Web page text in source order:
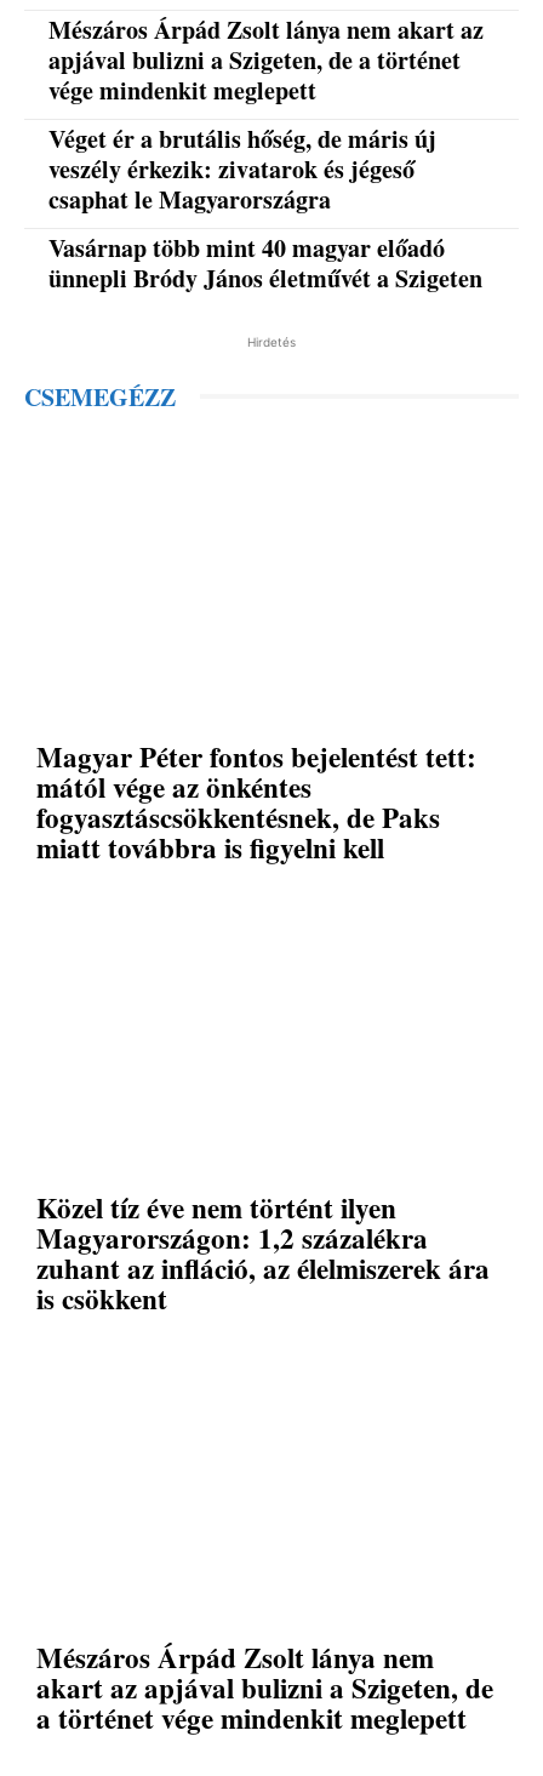
Mészáros Árpád Zsolt lánya nem akart az
apjával bulizni a Szigeten, de a történet
vége mindenkit meglepett
Véget ér a brutális hőség, de máris új
veszély érkezik: zivatarok és jégeső
csaphat le Magyarországra
Vasárnap több mint 40 magyar előadó
ünnepli Bródy János életművét a Szigeten
Hirdetés
CSEMEGÉZZ
Magyar Péter fontos bejelentést tett:
mától vége az önkéntes
fogyasztáscsökkentésnek, de Paks
miatt továbbra is figyelni kell
Közel tíz éve nem történt ilyen
Magyarországon: 1,2 százalékra
zuhant az infláció, az élelmiszerek ára
is csökkent
Mészáros Árpád Zsolt lánya nem
akart az apjával bulizni a Szigeten, de
a történet vége mindenkit meglepett